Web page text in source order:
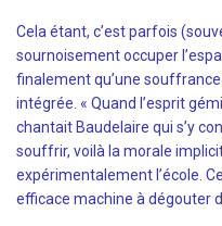
Cela étant, c’est parfois
sournoisement occuper
finalement qu’une
intégrée. « Quand l’esprit
chantait Baudelaire qui s’y
souffrir, voilà la morale
expérimentalement l’école.
efficace machine à dégouter